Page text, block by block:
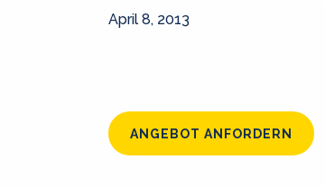
April 8, 2013
ANGEBOT ANFORDERN